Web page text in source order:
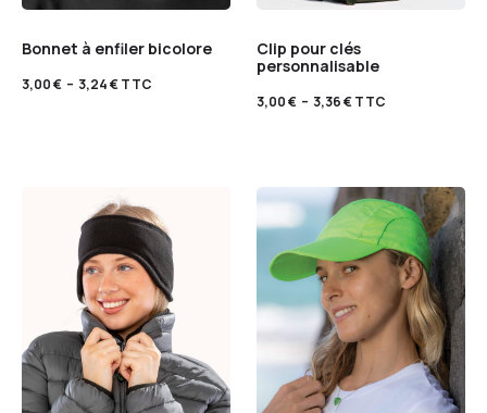
Bonnet à enfiler bicolore
3,00€ – 3,24€TTC
Clip pour clés
personnalisable
3,00€ – 3,36€TTC